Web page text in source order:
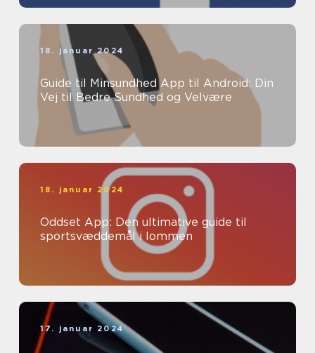
18. januar 2024
Guide til Minsundhed App til Android: Din
Vej til Bedre Sundhed og Velvære
18. januar 2024
Oddset App: Den ultimative guide til
sportsvæddemål i lommen
17. januar 2024